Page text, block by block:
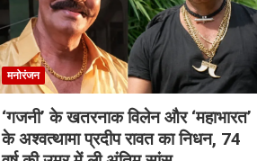
मनोरंजन
‘गजनी’ के खतरनाक विलेन और ‘महाभारत’
के अश्वत्थामा प्रदीप रावत का निधन, 74